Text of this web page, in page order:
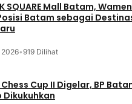
SQUARE Mall Batam,
Batam sebagai
2026•919 Dilihat
Cup II Digelar, BP
Dikukuhkan